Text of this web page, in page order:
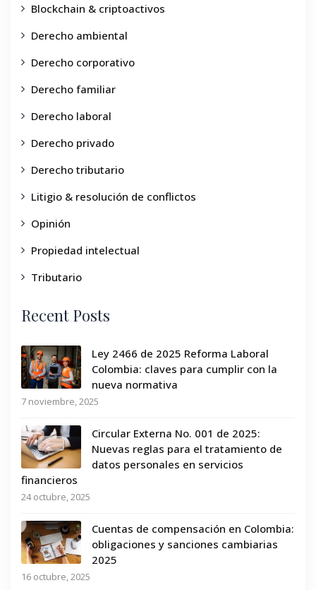
Blockchain & criptoactivos
Derecho ambiental
Derecho corporativo
Derecho familiar
Derecho laboral
Derecho privado
Derecho tributario
Litigio & resolución de conflictos
Opinión
Propiedad intelectual
Tributario
Recent Posts
Ley 2466 de 2025 Reforma Laboral
Colombia: claves para cumplir con la
nueva normativa
7 noviembre, 2025
Circular Externa No. 001 de 2025:
Nuevas reglas para el tratamiento de
datos personales en servicios
financieros
24 octubre, 2025
Cuentas de compensación en Colombia:
obligaciones y sanciones cambiarias
2025
16 octubre, 2025